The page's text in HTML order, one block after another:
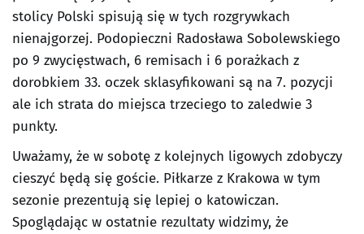
stolicy Polski spisują się w tych rozgrywkach
nienajgorzej. Podopieczni Radosława Sobolewskiego
po 9 zwycięstwach, 6 remisach i 6 porażkach z
dorobkiem 33. oczek sklasyfikowani są na 7. pozycji
ale ich strata do miejsca trzeciego to zaledwie 3
punkty.
Uważamy, że w sobotę z kolejnych ligowych zdobyczy
cieszyć będą się goście. Piłkarze z Krakowa w tym
sezonie prezentują się lepiej o katowiczan.
Spoglądając w ostatnie rezultaty widzimy, że